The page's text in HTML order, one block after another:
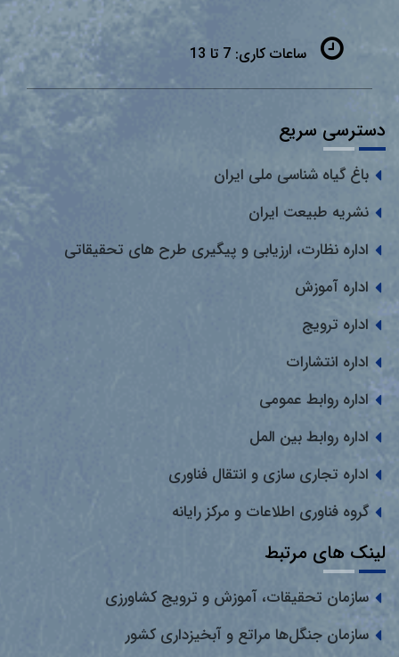
ساعات کاری: 7 تا 13
دسترسی سریع
باغ گیاه شناسی ملی ایران
نشریه طبیعت ایران
اداره نظارت، ارزیابی و پیگیری طرح های تحقیقاتی
اداره آموزش
اداره ترویج
اداره انتشارات
اداره روابط عمومی
اداره روابط بین المل
اداره تجاری سازی و انتقال فناوری
گروه فناوری اطلاعات و مرکز رایانه
لینک های مرتبط
سازمان تحقیقات، آموزش و ترویج کشاورزی
سازمان جنگل‌ها مراتع و آبخیزداری کشور